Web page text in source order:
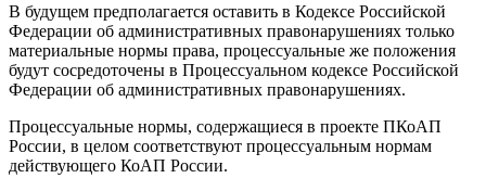
В будущем предполагается оставить в Кодексе Российской
Федерации об административных правонарушениях только
материальные нормы права, процессуальные же положения
будут сосредоточены в Процессуальном кодексе Российской
Федерации об административных правонарушениях.
Процессуальные нормы, содержащиеся в проекте ПКоАП
России, в целом соответствуют процессуальным нормам
действующего КоАП России.